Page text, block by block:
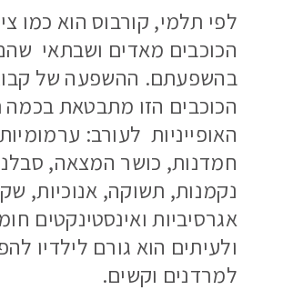
לפי תלמי, קורבוס הוא כמו
הכוכבים מאדים ושבתאי
בהשפעתם. ההשפעה של
הכוכבים הזו מתבטאת בכמה
האופייניות לעורב:
חמדנות, כושר המצאה,
נקמנות, תשוקה, אנוכיות,
אגרסיביות ואינסטינקטים
ולעיתים הוא גורם לילדיו
למרדנים וקשים.